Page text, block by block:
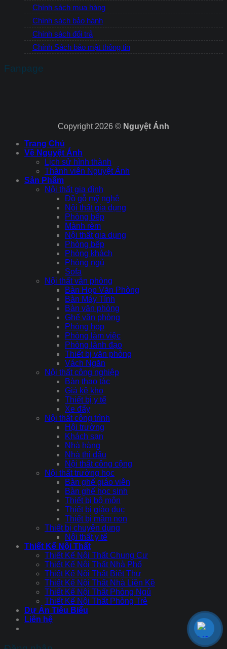
Chính sách mua hàng
Chính sách bảo hành
Chính sách đổi trả
Chính Sách bảo mật thông tin
Fanpage
Copyright 2026 © Nguyệt Ánh
Trang Chủ
Về Nguyệt Ánh
Lịch sử hình thành
Thành viên Nguyệt Ánh
Sản Phẩm
Nội thất gia đình
Đồ gỗ mỹ nghệ
Nội thất gia dụng
Phòng bếp
Mành rèm
Nội thất gia dụng
Phòng bếp
Phòng khách
Phòng ngủ
Sofa
Nội thất văn phòng
Bàn Họp Văn Phòng
Bàn Máy Tính
Bàn văn phòng
Ghế văn phòng
Phòng họp
Phòng làm việc
Phòng lãnh đạo
Thiết bị văn phòng
Vách Ngăn
Nội thất công nghiệp
Bàn thao tác
Giá kệ kho
Thiết bị y tế
Xe đẩy
Nội thất công trình
Hội trường
Khách sạn
Nhà hàng
Nhà thi đấu
Nội thất công cộng
Nội thất trường học
Bàn ghế giáo viên
Bàn ghế học sinh
Thiết bị bộ môn
Thiết bị giáo dục
Thiết bị mầm non
Thiết bị chuyên dụng
Nội thất y tế
Thiết Kế Nội Thất
Thiết Kế Nội Thất Chung Cư
Thiết Kế Nội Thất Nhà Phố
Thiết Kế Nội Thất Biệt Thự
Thiết Kế Nội Thất Nhà Liền Kề
Thiết Kế Nội Thất Phòng Ngủ
Thiết Kế Nội Thất Phòng Trẻ
Dự Án Tiêu Biểu
Liên hệ